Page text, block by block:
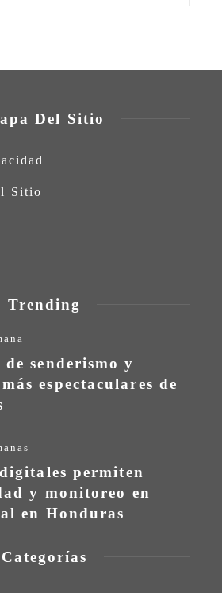
Del Sitio
Sitio
Trending
senderismo y
espectaculares de
permiten
y monitoreo en
en Honduras
Categorías